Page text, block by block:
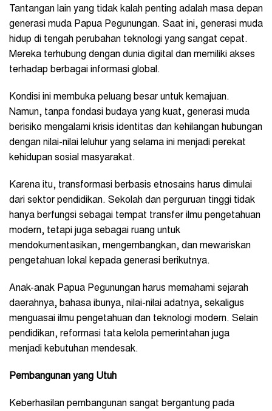
Tantangan lain yang tidak kalah penting adalah masa depan
generasi muda Papua Pegunungan. Saat ini, generasi muda
hidup di tengah perubahan teknologi yang sangat cepat.
Mereka terhubung dengan dunia digital dan memiliki akses
terhadap berbagai informasi global.
Kondisi ini membuka peluang besar untuk kemajuan.
Namun, tanpa fondasi budaya yang kuat, generasi muda
berisiko mengalami krisis identitas dan kehilangan hubungan
dengan nilai-nilai leluhur yang selama ini menjadi perekat
kehidupan sosial masyarakat.
Karena itu, transformasi berbasis etnosains harus dimulai
dari sektor pendidikan. Sekolah dan perguruan tinggi tidak
hanya berfungsi sebagai tempat transfer ilmu pengetahuan
modern, tetapi juga sebagai ruang untuk
mendokumentasikan, mengembangkan, dan mewariskan
pengetahuan lokal kepada generasi berikutnya.
Anak-anak Papua Pegunungan harus memahami sejarah
daerahnya, bahasa ibunya, nilai-nilai adatnya, sekaligus
menguasai ilmu pengetahuan dan teknologi modern. Selain
pendidikan, reformasi tata kelola pemerintahan juga
menjadi kebutuhan mendesak.
Pembangunan yang Utuh
Keberhasilan pembangunan sangat bergantung pada